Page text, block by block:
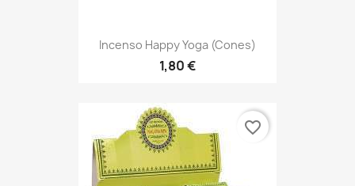
Incenso Happy Yoga (Cones)
1,80 €
favorite_border